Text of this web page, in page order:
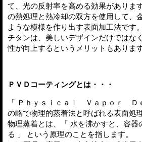
て、光の反射率を高める効果がありま
の熱処理と熱冷却の双方を使用して、
ような模様を作り出す表面加工法です
チタンは、美しいデザインだけではな
性が向上するというメリットもあります
ＰＶＤコーティングとは・・・
「 Ｐｈｙｓｉｃａｌ Ｖａｐｏｒ Ｄ
の略で物理的蒸着法と呼ばれる表面処
物理蒸着とは、「 水を沸かすと、容器
る 」 という原理のことを指します。